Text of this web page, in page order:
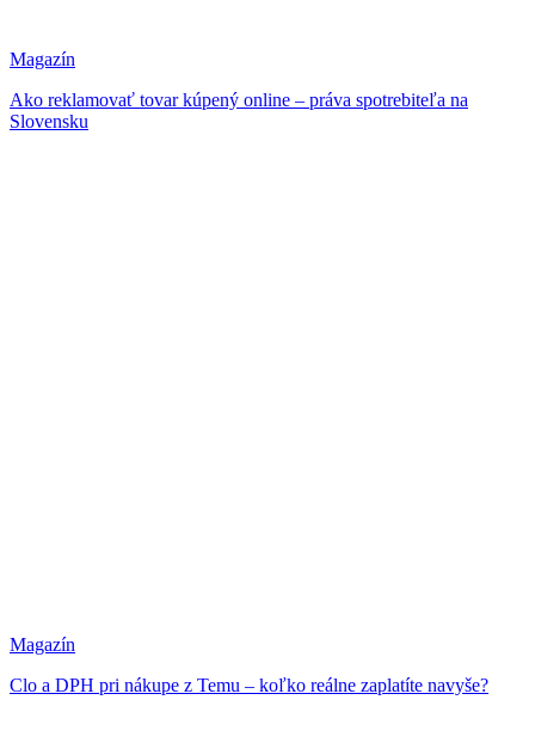
Magazín
Ako reklamovať tovar kúpený online – práva spotrebiteľa na
Slovensku
Magazín
Clo a DPH pri nákupe z Temu – koľko reálne zaplatíte navyše?